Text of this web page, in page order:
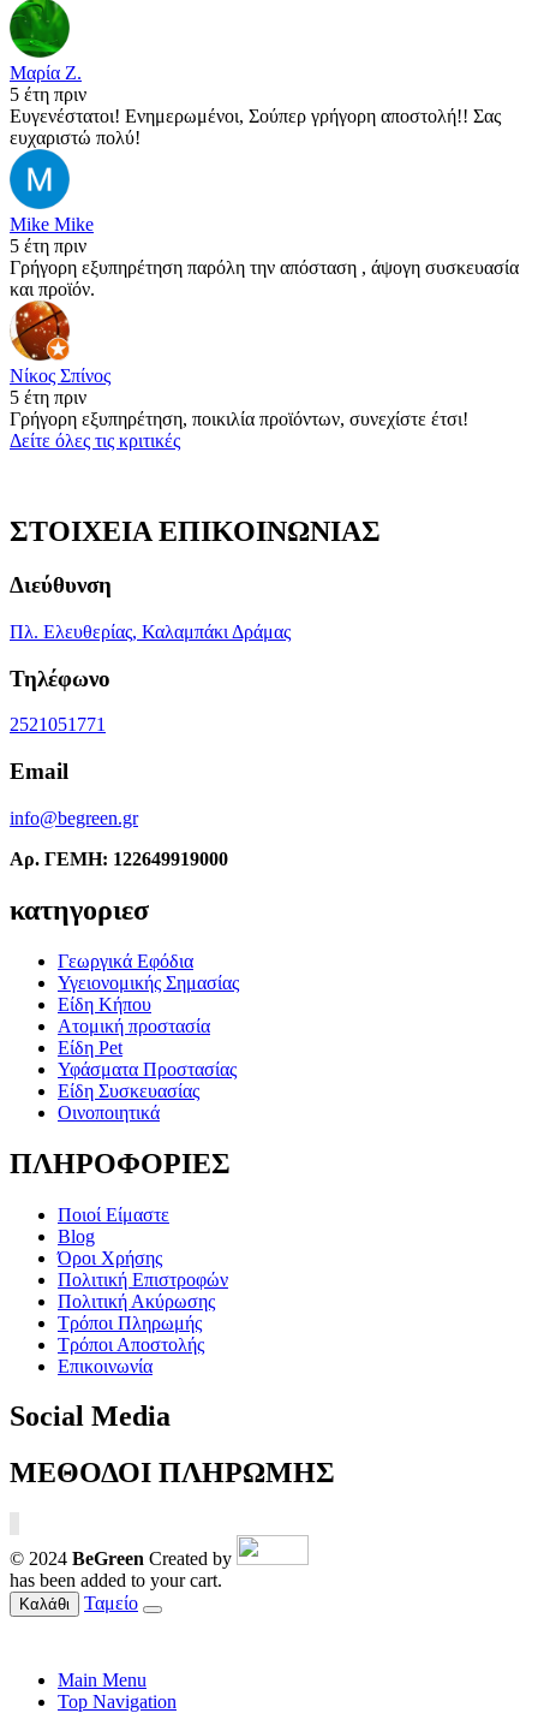
Μαρία Ζ.
5 έτη πριν
Ευγενέστατοι! Ενημερωμένοι, Σούπερ γρήγορη αποστολή!! Σας
ευχαριστώ πολύ!
Mike Mike
5 έτη πριν
Γρήγορη εξυπηρέτηση παρόλη την απόσταση , άψογη συσκευασία
και προϊόν.
Νίκος Σπίνος
5 έτη πριν
Γρήγορη εξυπηρέτηση, ποικιλία προϊόντων, συνεχίστε έτσι!
Δείτε όλες τις κριτικές
ΣΤΟΙΧΕΙΑ ΕΠΙΚΟΙΝΩΝΙΑΣ
Διεύθυνση
Πλ. Ελευθερίας, Καλαμπάκι Δράμας
Τηλέφωνο
2521051771
Email
info@begreen.gr
Αρ. ΓΕΜΗ: 122649919000
κατηγοριεσ
Γεωργικά Εφόδια
Υγειονομικής Σημασίας
Είδη Κήπου
Ατομική προστασία
Είδη Pet
Υφάσματα Προστασίας
Είδη Συσκευασίας
Οινοποιητικά
ΠΛΗΡΟΦΟΡΙΕΣ
Ποιοί Είμαστε
Blog
Όροι Χρήσης
Πολιτική Επιστροφών
Πολιτική Ακύρωσης
Τρόποι Πληρωμής
Τρόποι Αποστολής
Επικοινωνία
Social Media
ΜΕΘΟΔΟΙ ΠΛΗΡΩΜΗΣ
© 2024 BeGreen Created by
has been added to your cart.
Καλάθι Ταμείο
Main Menu
Top Navigation